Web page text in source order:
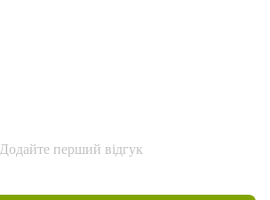
Додайте перший відгук